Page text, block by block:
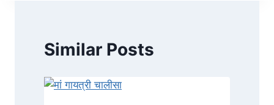
Similar Posts